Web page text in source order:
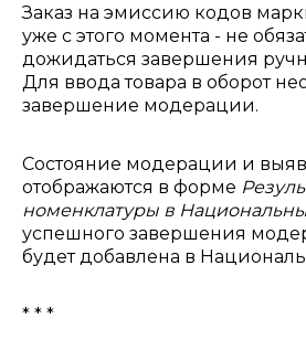
Заказ на эмиссию кодов
уже с этого момента - не
дожидаться завершения
Для ввода товара в оборот
завершение модерации.
Состояние модерации и
отображаются в форме
номенклатуры в
успешного завершения
будет добавлена в
* * *